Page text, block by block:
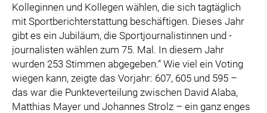
Kolleginnen und Kollegen wählen, die sich tagtäglich
mit Sportberichterstattung beschäftigen. Dieses Jahr
gibt es ein Jubiläum, die Sportjournalistinnen und -
journalisten wählen zum 75. Mal. In diesem Jahr
wurden 253 Stimmen abgegeben.“ Wie viel ein Voting
wiegen kann, zeigte das Vorjahr: 607, 605 und 595 –
das war die Punkteverteilung zwischen David Alaba,
Matthias Mayer und Johannes Strolz – ein ganz enges